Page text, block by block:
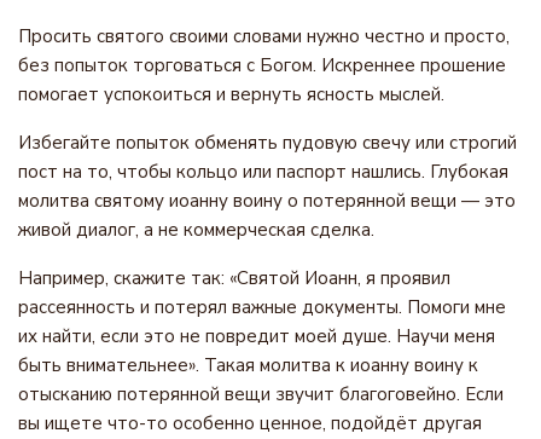
Просить святого своими словами нужно честно и просто,
без попыток торговаться с Богом. Искреннее прошение
помогает успокоиться и вернуть ясность мыслей.
Избегайте попыток обменять пудовую свечу или строгий
пост на то, чтобы кольцо или паспорт нашлись. Глубокая
молитва святому иоанну воину о потерянной вещи — это
живой диалог, а не коммерческая сделка.
Например, скажите так: «Святой Иоанн, я проявил
рассеянность и потерял важные документы. Помоги мне
их найти, если это не повредит моей душе. Научи меня
быть внимательнее». Такая молитва к иоанну воину к
отысканию потерянной вещи звучит благоговейно. Если
вы ищете что-то особенно ценное, подойдёт другая